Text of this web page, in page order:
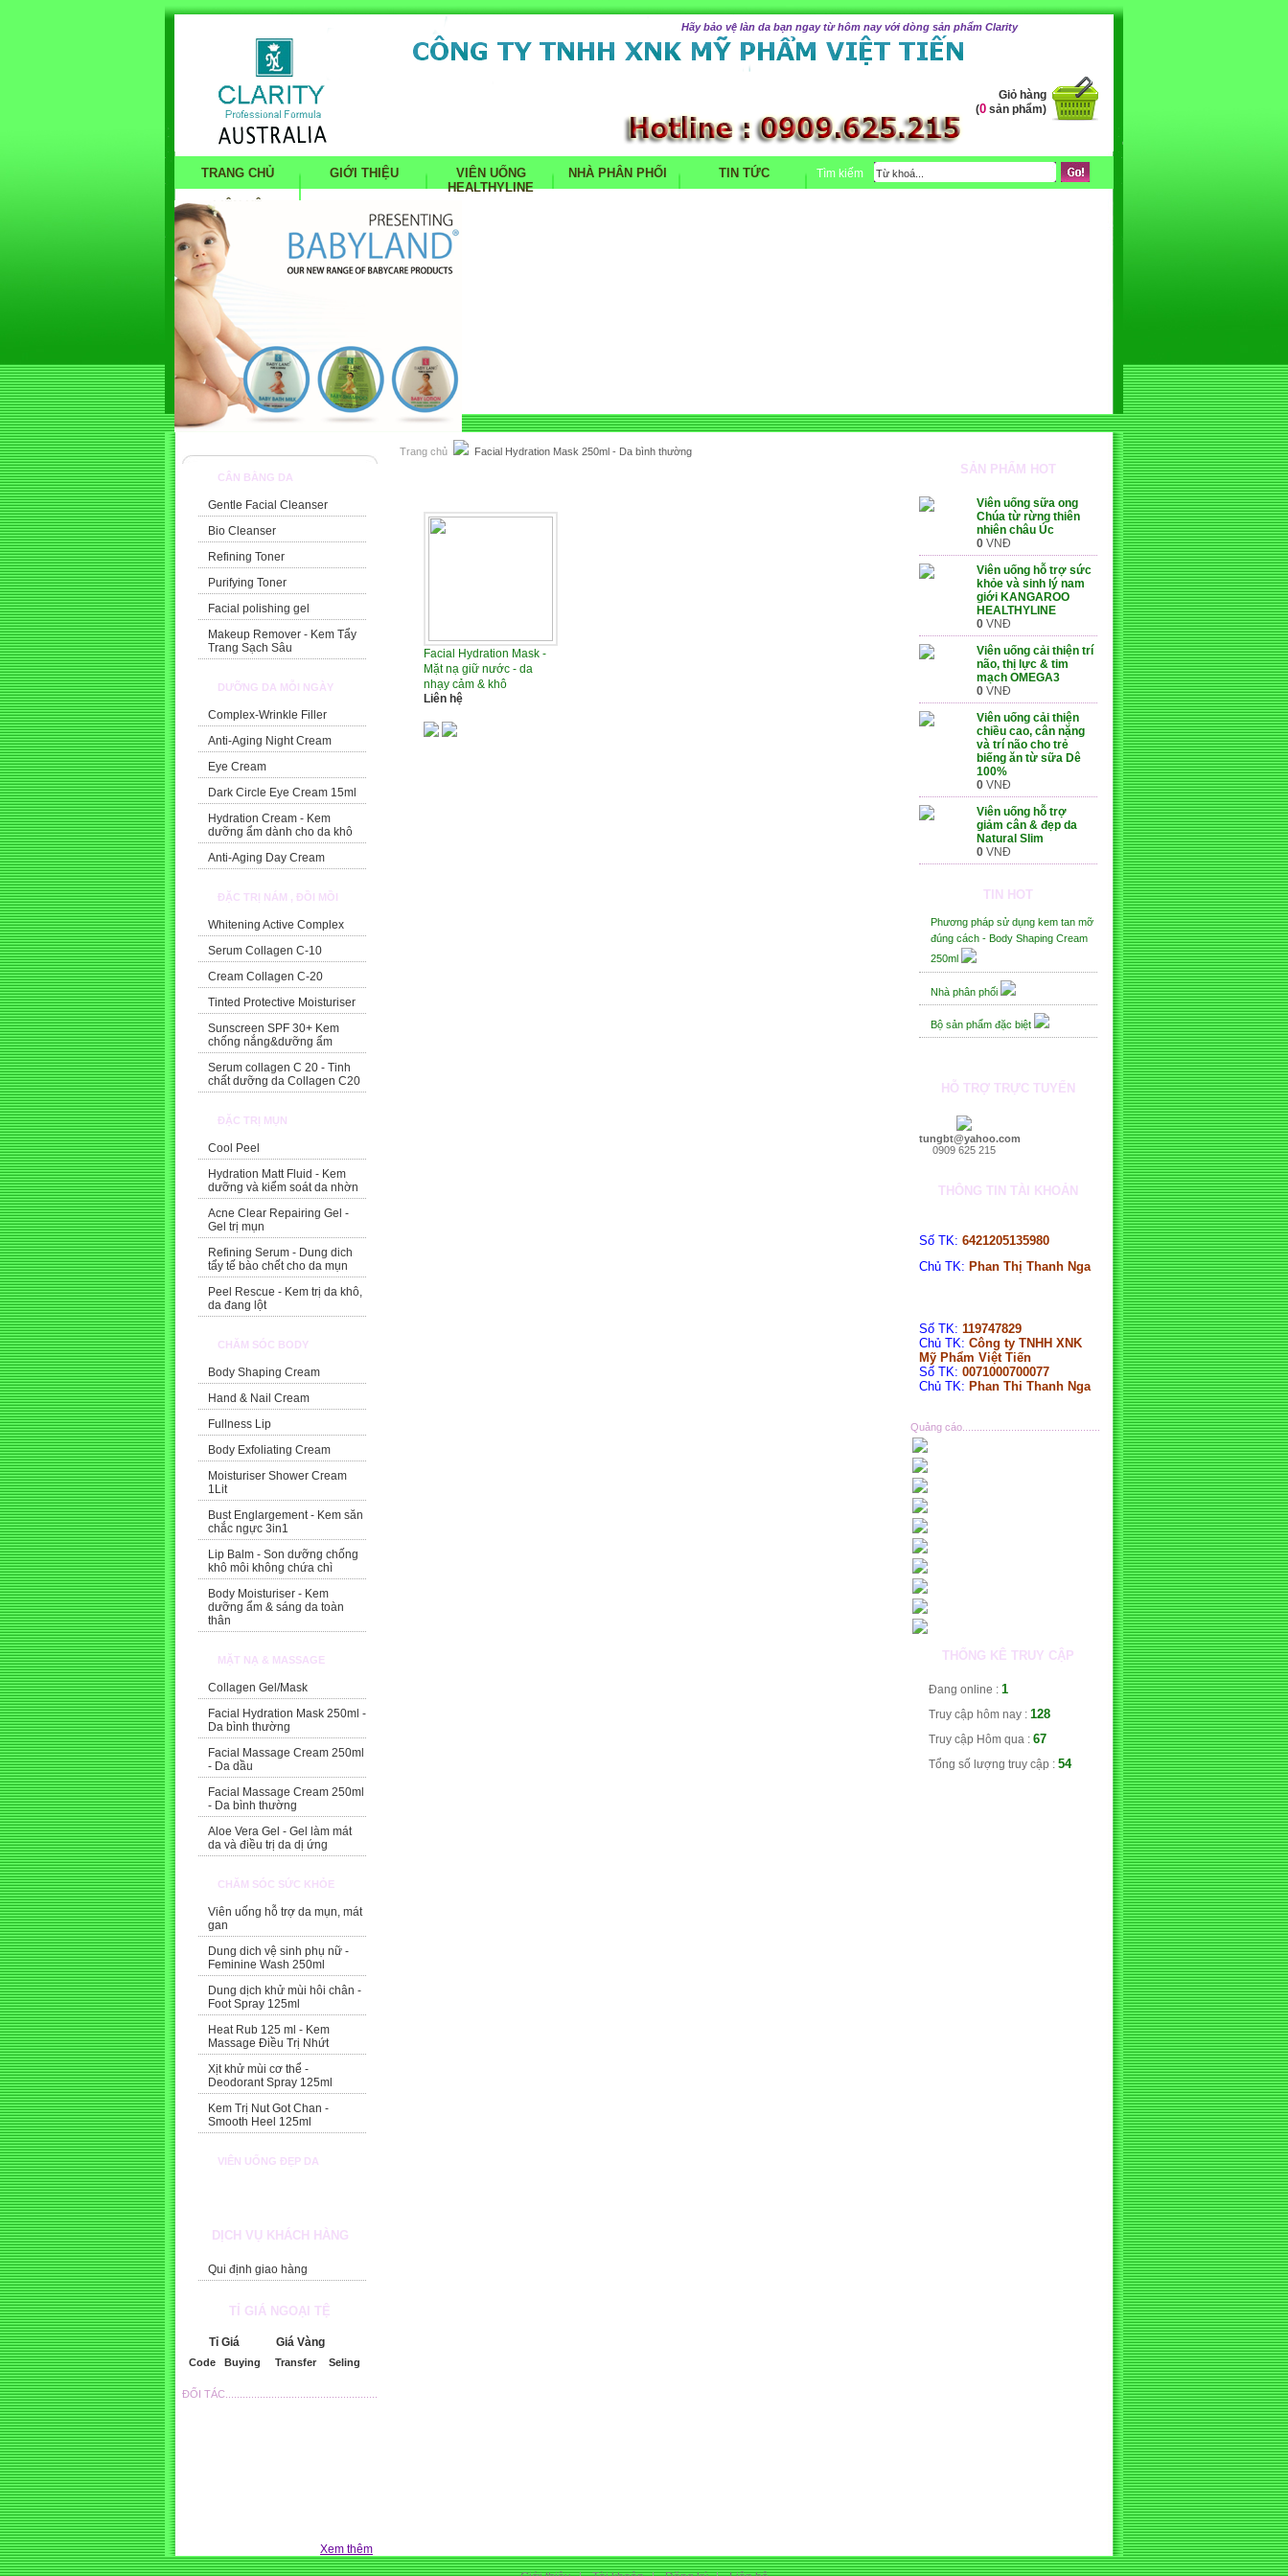
Hãy bảo vệ làn da bạn ngay từ hôm nay với dòng sản phẩm Clarity
Giỏ hàng
(0 sản phẩm)
TRANG CHỦ GIỚI THIỆU
VIÊN UỐNG
HEALTHYLINE
NHÀ PHÂN PHỐI TIN TỨC
LIÊN HỆ
Tìm kiếm
CÂN BẰNG DA
Gentle Facial Cleanser
Bio Cleanser
Refining Toner
Purifying Toner
Facial polishing gel
Makeup Remover - Kem Tẩy
Trang Sạch Sâu
DƯỠNG DA MỖI NGÀY
Complex-Wrinkle Filler
Anti-Aging Night Cream
Eye Cream
Dark Circle Eye Cream 15ml
Hydration Cream - Kem
dưỡng ẩm dành cho da khô
Anti-Aging Day Cream
ĐẶC TRỊ NÁM , ĐỒI MỒI
Whitening Active Complex
Serum Collagen C-10
Cream Collagen C-20
Tinted Protective Moisturiser
Sunscreen SPF 30+ Kem
chống nắng&dưỡng ẩm
Serum collagen C 20 - Tinh
chất dưỡng da Collagen C20
ĐẶC TRỊ MỤN
Cool Peel
Hydration Matt Fluid - Kem
dưỡng và kiểm soát da nhờn
Acne Clear Repairing Gel -
Gel trị mụn
Refining Serum - Dung dich
tẩy tế bào chết cho da mụn
Peel Rescue - Kem trị da khô,
da đang lột
CHĂM SÓC BODY
Body Shaping Cream
Hand & Nail Cream
Fullness Lip
Body Exfoliating Cream
Moisturiser Shower Cream
1Lit
Bust Englargement - Kem săn
chắc ngực 3in1
Lip Balm - Son dưỡng chống
khô môi không chứa chì
Body Moisturiser - Kem
dưỡng ẩm & sáng da toàn
thân
MẶT NẠ & MASSAGE
Collagen Gel/Mask
Facial Hydration Mask 250ml -
Da bình thường
Facial Massage Cream 250ml
- Da dầu
Facial Massage Cream 250ml
- Da bình thường
Aloe Vera Gel - Gel làm mát
da và điều trị da dị ứng
CHĂM SÓC SỨC KHỎE
Viên uống hỗ trợ da mụn, mát
gan
Dung dich vệ sinh phụ nữ -
Feminine Wash 250ml
Dung dịch khử mùi hôi chân -
Foot Spray 125ml
Heat Rub 125 ml - Kem
Massage Điều Trị Nhứt
Xịt khử mùi cơ thể -
Deodorant Spray 125ml
Kem Trị Nut Got Chan -
Smooth Heel 125ml
VIÊN UỐNG ĐẸP DA
DỊCH VỤ KHÁCH HÀNG
Qui định giao hàng
TỈ GIÁ NGOẠI TỆ
Tỉ Giá Giá Vàng
Code Buying Transfer Seling
ĐỐI TÁC.....................................................
Xem thêm
Trang chủ Facial Hydration Mask 250ml - Da bình thường
Facial Hydration Mask -
Mặt nạ giữ nước - da
nhạy cảm & khô
Liên hệ
SẢN PHẨM HOT
Viên uống sữa ong
Chúa từ rừng thiên
nhiên châu Úc
0 VNĐ
Viên uống hỗ trợ sức
khỏe và sinh lý nam
giới KANGAROO
HEALTHYLINE
0 VNĐ
Viên uống cải thiện trí
não, thị lực & tim
mạch OMEGA3
0 VNĐ
Viên uống cải thiện
chiều cao, cân nặng
và trí não cho trẻ
biếng ăn từ sữa Dê
100%
0 VNĐ
Viên uống hỗ trợ
giảm cân & đẹp da
Natural Slim
0 VNĐ
TIN HOT
SỠ HỮU NHÃN HIỆU ĐỘC
QUYỀN THEO YÊU CẦU KHÁCH
đúng cách - Body Shaping Cream
250ml
HỖ TRỢ TRỰC TUYẾN
tungbt@yahoo.com
0909 625 215
THÔNG TIN TÀI KHOẢN
Số TK: 6421205135980
Chủ TK: Phan Thị Thanh Nga
Số TK: 119747829
Chủ TK: Công ty TNHH XNK
Mỹ Phẩm Việt Tiến
Số TK: 0071000700077
Chủ TK: Phan Thi Thanh Nga
Quảng cáo................................................
THỐNG KÊ TRUY CẬP
Đang online : 1
Truy cập hôm nay : 128
Truy cập Hôm qua : 67
Tổng số lượng truy cập : 54